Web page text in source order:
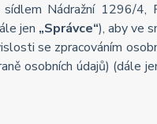
Nádražní 1296/
jen „Správce“), aby ve
se zpracováním
osobních údajů) (dále